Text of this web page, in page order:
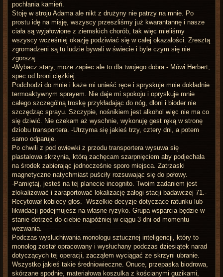
pochłania kamień.
Stoję w stroju Adama ale nikt z drużyny nie patrzy na mnie. Po
prostu idę na misję, wszyscy przeszliśmy już kwarantannę i nasze
ciała są wyjałowione z ziemskich chorób, tak więc mieliśmy
wszyscy wcześniej okazję podziwiać się w całej okazałości. Zresztą
zgromadzeni są tu ludzie bywali w świecie i byle czym się nie
zgorszą.
-Wybacz stary, może zapiec ale to dla twojego dobra.- Mówi Herbert,
spec od broni ciężkiej.
Podchodzi do mnie i każe mi unieść ręce i spryskuje mnie dokładnie
termoaktywnym sprayem. Nie daje mi spokoju i opryskuje mnie
całego szczególną troskę przykładając do nóg, dłoni i bioder nie
szczędząc sprayu. Szczypie, nośnikiem jest alkohol więc nie ma co
się dziwić. Nie czekam aż wyschnie, wykonuję gest ręką w stronę
dziobu transportera. -Utrzyma się jakieś trzy, cztery dni, a potem
samo odparuje.
Po chwili z pod owiewki z przodu transportera wysuwa się
plastalowa skrzynia, którą zachęcam szarpnięciem aby podjechała
na środek zabierając jednocześnie sporo miejsca. Zatrzaski
magnetyczne natychmiast puściły rozsuwając się do połowy.
-Pamiętaj, jesteś na tej planecie incognito. Twoim zadaniem jest
zlokalizować i zaraportować lokalizację załogi stacji badawczej 71.-
Recytował kobiecy głos. -Wszelkie decyzje dotyczące ratunku lub
likwidacji podejmujesz na własne ryzyko. Grupa wsparcia będzie w
stanie dotrzeć do ciebie najpóźniej w ciągu 3 dni od momentu
wezwania.
Podczas wysłuchiwania monologu sztucznej inteligencji, który to
monolog został opracowany i wysłuchany podczas dziesiątek narad
dotyczących tej operacji, zacząłem wyciągać ze skrzyni ubranie.
Wszystko jakieś takie średniowieczne. Onuce, przepaska biodrowa,
skórzane spodnie, materiałowa koszulka z kościanymi guzikami,